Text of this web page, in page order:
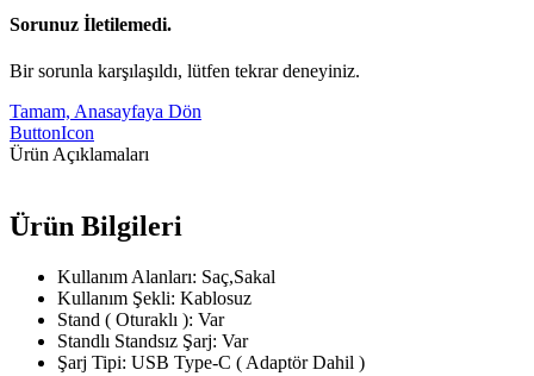
Sorunuz İletilemedi.
Bir sorunla karşılaşıldı, lütfen tekrar deneyiniz.
Tamam, Anasayfaya Dön
ButtonIcon
Ürün Açıklamaları
Ürün Bilgileri
Kullanım Alanları: Saç,Sakal
Kullanım Şekli: Kablosuz
Stand ( Oturaklı ): Var
Standlı Standsız Şarj: Var
Şarj Tipi: USB Type-C ( Adaptör Dahil )